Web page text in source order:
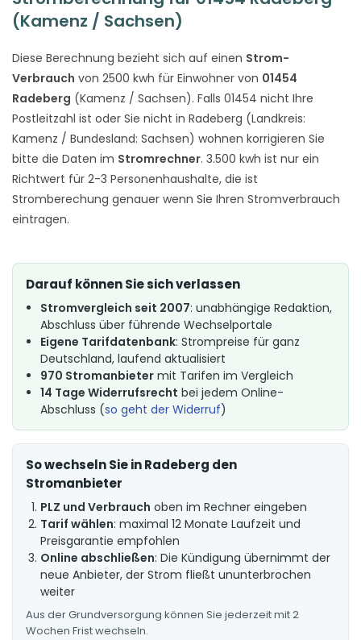
(Kamenz / Sachsen)
Diese Berechnung bezieht sich auf einen Strom-
Verbrauch von 2500 kwh für Einwohner von 01454
Radeberg (Kamenz / Sachsen). Falls 01454 nicht Ihre
Postleitzahl ist oder Sie nicht in Radeberg (Landkreis:
Kamenz / Bundesland: Sachsen) wohnen korrigieren Sie
bitte die Daten im Stromrechner. 3.500 kwh ist nur ein
Richtwert für 2-3 Personenhaushalte, die ist
Stromberechung genauer wenn Sie Ihren Stromverbrauch
eintragen.
Darauf können Sie sich verlassen
Stromvergleich seit 2007: unabhängige Redaktion,
Abschluss über führende Wechselportale
Eigene Tarifdatenbank: Strompreise für ganz
Deutschland, laufend aktualisiert
970 Stromanbieter mit Tarifen im Vergleich
14 Tage Widerrufsrecht bei jedem Online-
Abschluss (so geht der Widerruf)
So wechseln Sie in Radeberg den
Stromanbieter
PLZ und Verbrauch oben im Rechner eingeben
Tarif wählen: maximal 12 Monate Laufzeit und
Preisgarantie empfohlen
Online abschließen: Die Kündigung übernimmt der
neue Anbieter, der Strom fließt ununterbrochen
weiter
Aus der Grundversorgung können Sie jederzeit mit 2
Wochen Frist wechseln.